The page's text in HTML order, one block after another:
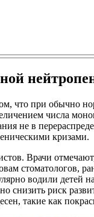
что при обычно
числа
не в
кризами.
Врачи
стоматологов,
водили детей
риск
такие как